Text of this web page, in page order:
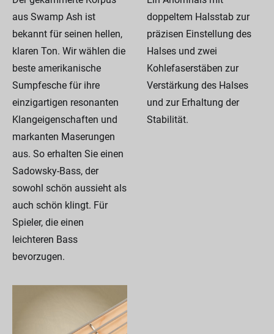
aus Swamp Ash ist
bekannt für seinen hellen,
klaren Ton. Wir wählen die
beste amerikanische
Sumpfesche für ihre
einzigartigen resonanten
Klangeigenschaften und
markanten Maserungen
aus. So erhalten Sie einen
Sadowsky-Bass, der
sowohl schön aussieht als
auch schön klingt. Für
Spieler, die einen
leichteren Bass
bevorzugen.
doppeltem Halsstab zur
präzisen Einstellung des
Halses und zwei
Kohlefaserstäben zur
Verstärkung des Halses
und zur Erhaltung der
Stabilität.